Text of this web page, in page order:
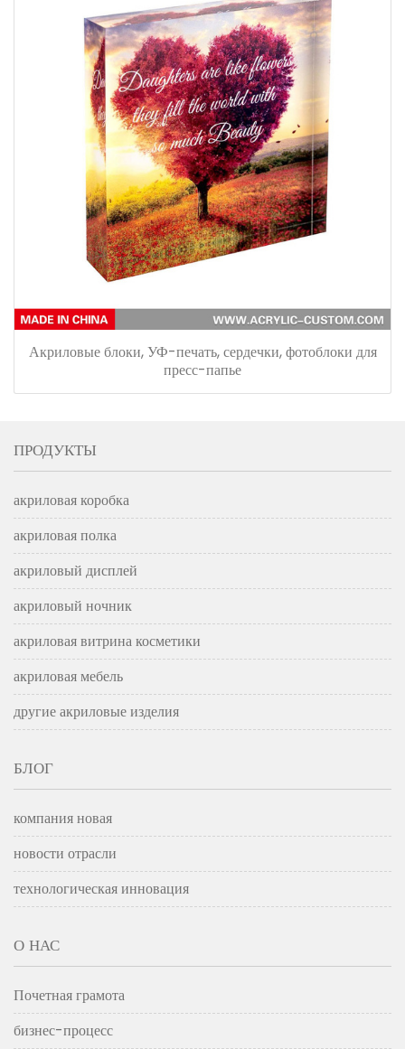
Акриловые блоки, УФ-печать, сердечки, фотоблоки для
пресс-папье
ПРОДУКТЫ
акриловая коробка
акриловая полка
акриловый дисплей
акриловый ночник
акриловая витрина косметики
акриловая мебель
другие акриловые изделия
БЛОГ
компания новая
новости отрасли
технологическая инновация
О НАС
Почетная грамота
бизнес-процесс